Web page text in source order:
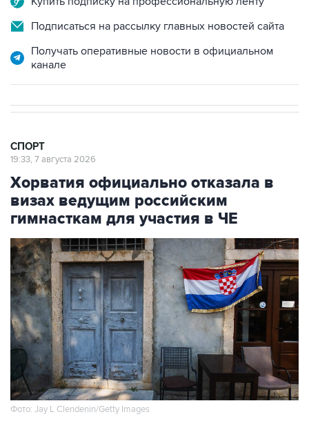
Получать оперативные новости в официальном
Хорватия официально отказала в
визах ведущим российским
гимнасткам для участия в ЧЕ
Фото: Jay L Clendenin/Getty Images
Москва. 7 августа. INTERFAX.RU - Посольство